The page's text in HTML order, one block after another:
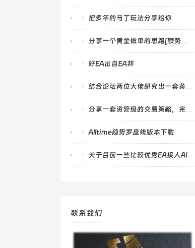
把多年的马丁玩法分享给你
分享一个黄金做单的思路[顺势加仓]，希望能给大家带来点启发
好EA出自EA邦
结合论坛两位大佬研究出一套黄金趋势策略
分享一套资管级的交易策略，完美通过2014-2022年的极端行情
Alltime趋势罗盘线版本下载
关于目前一些比较优秀EA接人AI的一点小小建议
联系我们